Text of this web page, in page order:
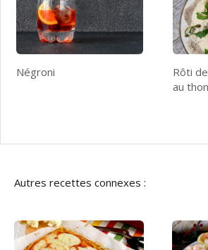
Négroni
Rôti
au thon
Autres recettes connexes :